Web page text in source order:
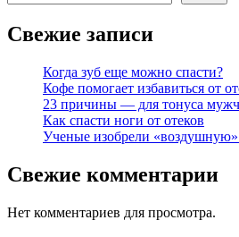
Свежие записи
Когда зуб еще можно спасти?
Кофе помогает избавиться от
23 причины — для тонуса
Как спасти ноги от отеков
Ученые изобрели «воздушную»
Свежие комментарии
Нет комментариев для просмотра.